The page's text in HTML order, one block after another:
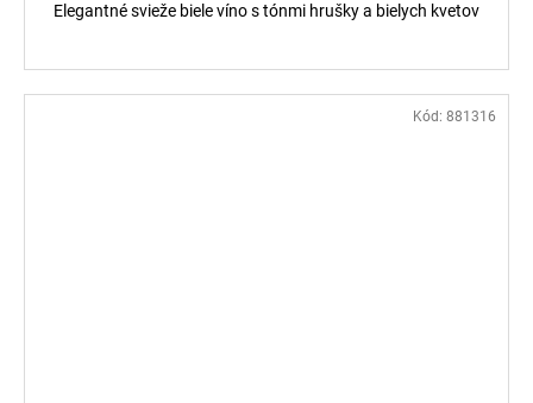
Elegantné svieže biele víno s tónmi hrušky a bielych kvetov
Kód: 881316